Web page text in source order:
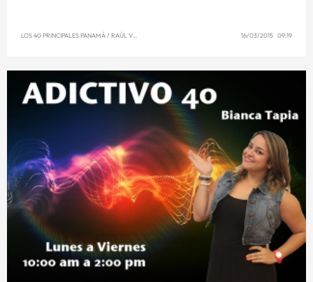
LOS 40 PRINCIPALES PANAMÁ/ RAÚL VENCE 16/03/2015 09:19